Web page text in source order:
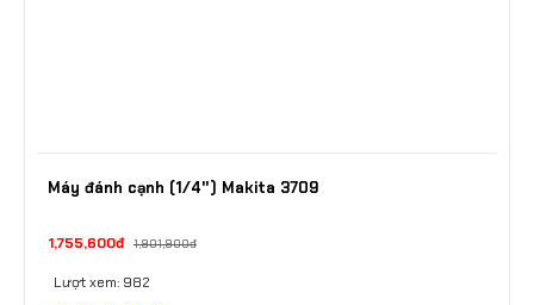
Máy đánh cạnh (1/4") Makita 3709
1,755,600đ 1,901,900đ
Lượt xem: 982